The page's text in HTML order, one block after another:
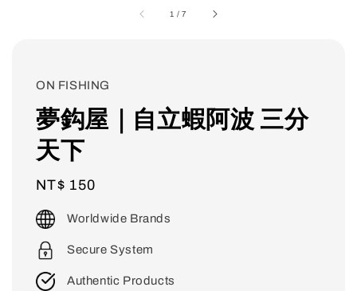
1 /7
ON FISHING
夢鈎屋｜自立蝦阿波 三分
天下
Regular
price
NT$ 150
Worldwide Brands
Secure System
Authentic Products